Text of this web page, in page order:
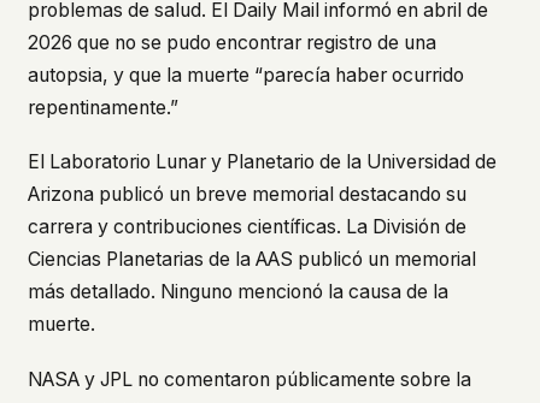
problemas de salud. El Daily Mailinformó en abril de
2026 que no se pudo encontrar registro de una
autopsia, y que la muerte “parecía haber ocurrido
repentinamente.”
El Laboratorio Lunar y Planetario de la Universidad de
Arizona publicó un breve memorial destacando su
carrera y contribuciones científicas. La División de
Ciencias Planetarias de la AAS publicó un memorial
más detallado. Ninguno mencionó la causa de la
muerte.
NASA y JPL no comentaron públicamente sobre la